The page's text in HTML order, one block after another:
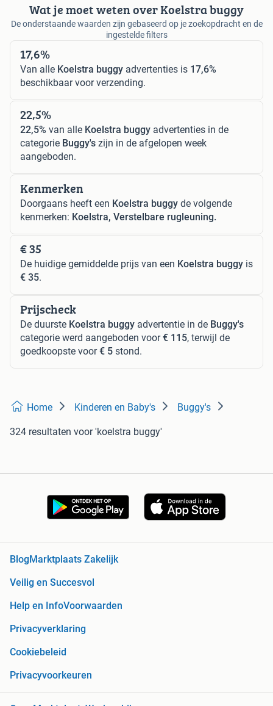
Wat je moet weten over Koelstra buggy
De onderstaande waarden zijn gebaseerd op je zoekopdracht en de
ingestelde filters
17,6%
Van alle Koelstra buggy advertenties is 17,6%
beschikbaar voor verzending.
22,5%
22,5% van alle Koelstra buggy advertenties in de
categorie Buggy's zijn in de afgelopen week
aangeboden.
Kenmerken
Doorgaans heeft een Koelstra buggy de volgende
kenmerken: Koelstra, Verstelbare rugleuning.
€ 35
De huidige gemiddelde prijs van een Koelstra buggy is
€ 35.
Prijscheck
De duurste Koelstra buggy advertentie in de Buggy's
categorie werd aangeboden voor€ 115, terwijl de
goedkoopste voor€ 5 stond.
Home Kinderen en Baby's Buggy's
324 resultaten voor 'koelstra buggy'
Blog Marktplaats Zakelijk
Veilig en Succesvol
Help en InfoVoorwaarden
Privacyverklaring
Cookiebeleid
Privacyvoorkeuren